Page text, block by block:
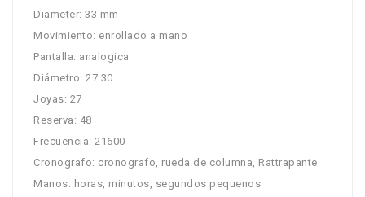
Diameter: 33 mm
Movimiento: enrollado a mano
Pantalla: analogica
Diámetro: 27.30
Joyas: 27
Reserva: 48
Frecuencia: 21600
Cronografo: cronografo, rueda de columna, Rattrapante
Manos: horas, minutos, segundos pequenos